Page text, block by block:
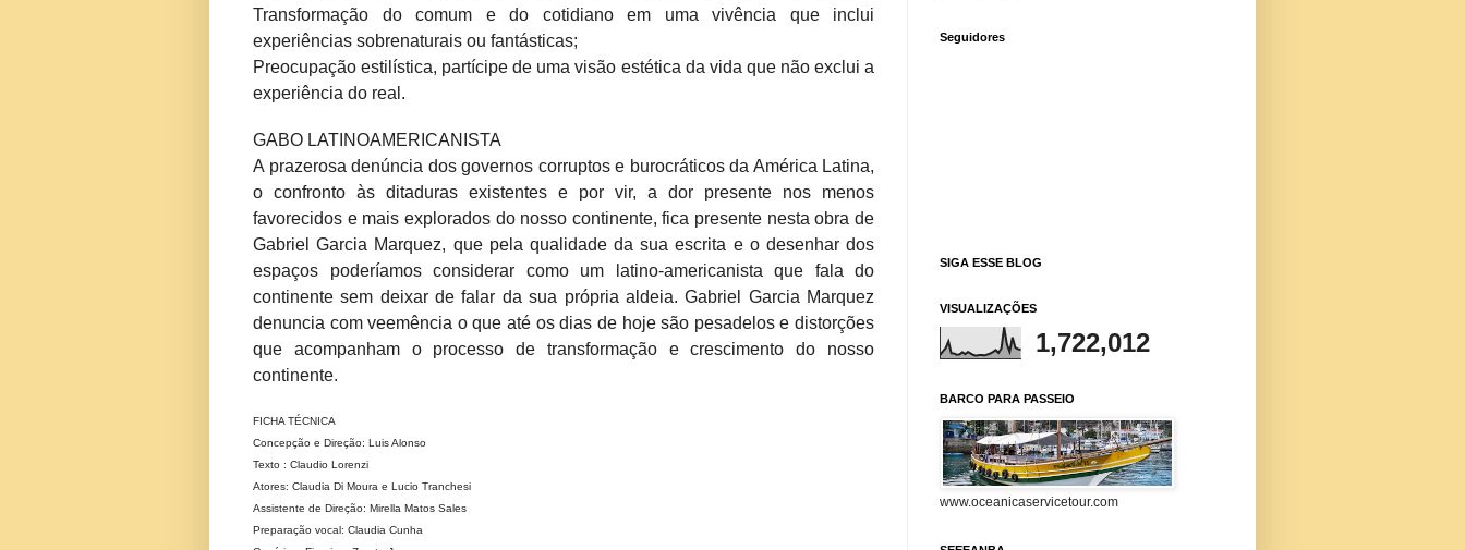
Transformação do comum e do cotidiano em uma vivência que inclui
experiências sobrenaturais ou fantásticas;
Preocupação estilística, partícipe de uma visão estética da vida que não exclui a
experiência do real.
GABO LATINOAMERICANISTA
A prazerosa denúncia dos governos corruptos e burocráticos da América Latina,
o confronto às ditaduras existentes e por vir, a dor presente nos menos
favorecidos e mais explorados do nosso continente, fica presente nesta obra de
Gabriel Garcia Marquez, que pela qualidade da sua escrita e o desenhar dos
espaços poderíamos considerar como um latino-americanista que fala do
continente sem deixar de falar da sua própria aldeia. Gabriel Garcia Marquez
denuncia com veemência o que até os dias de hoje são pesadelos e distorções
que acompanham o processo de transformação e crescimento do nosso
continente.
FICHA TÉCNICA
Concepção e Direção: Luis Alonso
Texto : Claudio Lorenzi
Atores: Claudia Di Moura e Lucio Tranchesi
Assistente de Direção: Mirella Matos Sales
Preparação vocal: Claudia Cunha
Seguidores
SIGA ESSE BLOG
VISUALIZAÇÕES
1,722,012
BARCO PARA PASSEIO
www.oceanicaservicetour.com